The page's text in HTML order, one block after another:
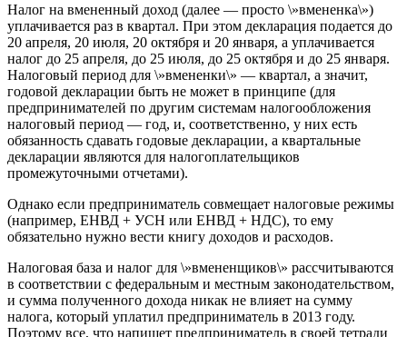
Налог на вмененный доход (далее — просто \»вмененка\»)
уплачивается раз в квартал. При этом декларация подается до
20 апреля, 20 июля, 20 октября и 20 января, а уплачивается
налог до 25 апреля, до 25 июля, до 25 октября и до 25 января.
Налоговый период для \»вмененки\» — квартал, а значит,
годовой декларации быть не может в принципе (для
предпринимателей по другим системам налогообложения
налоговый период — год, и, соответственно, у них есть
обязанность сдавать годовые декларации, а квартальные
декларации являются для налогоплательщиков
промежуточными отчетами).
Однако если предприниматель совмещает налоговые режимы
(например, ЕНВД + УСН или ЕНВД + НДС), то ему
обязательно нужно вести книгу доходов и расходов.
Налоговая база и налог для \»вмененщиков\» рассчитываются
в соответствии с федеральным и местным законодательством,
и сумма полученного дохода никак не влияет на сумму
налога, который уплатил предприниматель в 2013 году.
Поэтому все, что напишет предприниматель в своей тетради